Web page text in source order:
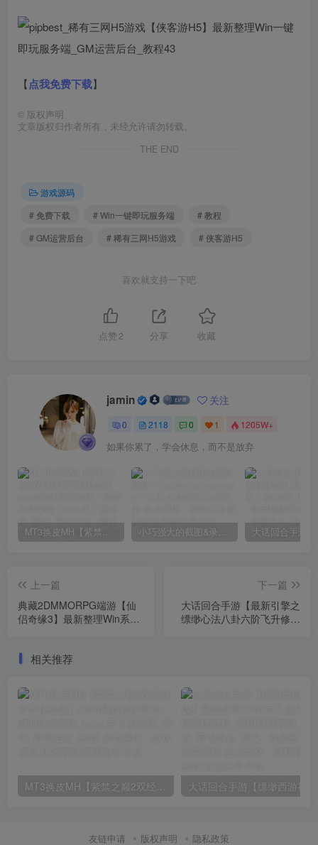
【点我免费下载】
© 版权声明
文章版权归作者所有，未经允许请勿转载。
THE END
游戏源码
# 免费下载
# Win一键即玩服务端
# 教程
# GM运营后台
# 稀有三网H5游戏 # 侠客游H5
喜欢就支持一下吧
点赞 2 分享 收藏
jamin 关注
0 2118 0 1 1205W+
如果你累了，学会休息，而不是放弃
上一篇
典藏2DMMORPG端游【仙
侣奇缘3】最新整理Win系服
下一篇
大话回合手游【最新引擎之
缥缈心法八卦六阶飞升修复
相关推荐
友链申请 版权声明 隐私政策